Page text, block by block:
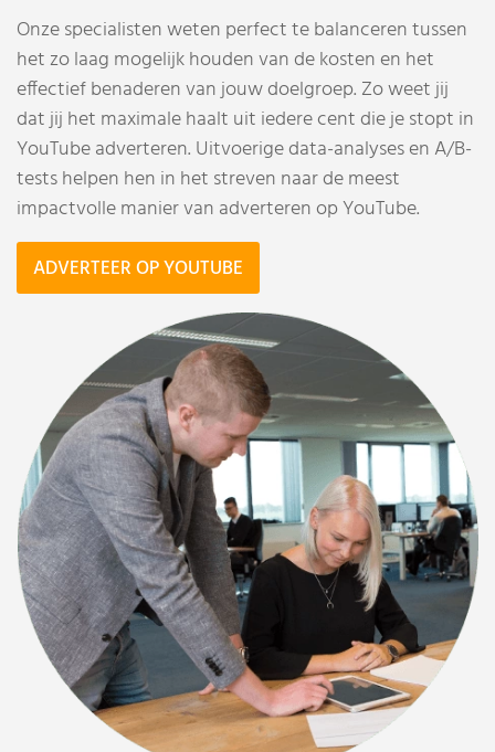
Onze specialisten weten perfect te balanceren tussen
het zo laag mogelijk houden van de kosten en het
effectief benaderen van jouw doelgroep. Zo weet jij
dat jij het maximale haalt uit iedere cent die je stopt in
YouTube adverteren. Uitvoerige data-analyses en A/B-
tests helpen hen in het streven naar de meest
impactvolle manier van adverteren op YouTube.
ADVERTEER OP YOUTUBE